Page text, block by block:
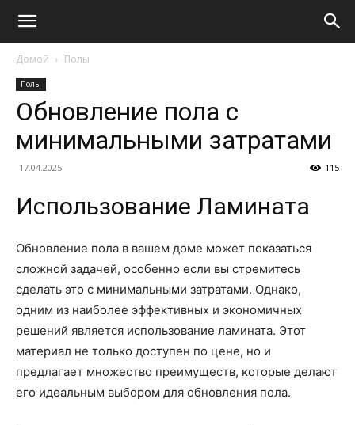
Домой Полы
Полы
Обновление пола с
минимальными затратами
17.04.2025 115
Использование Ламината
Обновление пола в вашем доме может показаться
сложной задачей, особенно если вы стремитесь
сделать это с минимальными затратами. Однако,
одним из наиболее эффективных и экономичных
решений является использование ламината. Этот
материал не только доступен по цене, но и
предлагает множество преимуществ, которые делают
его идеальным выбором для обновления пола.